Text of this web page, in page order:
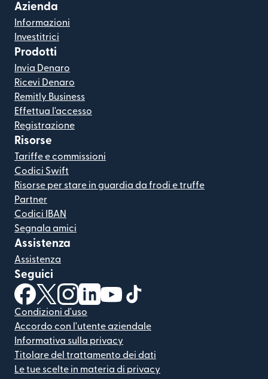
Azienda
Informazioni
Investitrici
Prodotti
Invia Denaro
Ricevi Denaro
Remitly Business
Effettua l'accesso
Registrazione
Risorse
Tariffe e commissioni
Codici Swift
Risorse per stare in guardia da frodi e truffe
Partner
Codici IBAN
Segnala amici
Assistenza
Assistenza
Seguici
(si apre in una nuova finestra)
(si apre in una nuova finestra)
(si apre in una nuova finestra)
(si apre in una nuova finestra)
(si apre in una nuova finestra)
Condizioni d'uso
Accordo con l'utente aziendale
Informativa sulla privacy
Titolare del trattamento dei dati
Le tue scelte in materia di privacy